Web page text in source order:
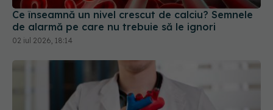
Ce înseamnă un nivel crescut de calciu? Semnele
de alarmă pe care nu trebuie să le ignori
02 iul 2026, 18:14